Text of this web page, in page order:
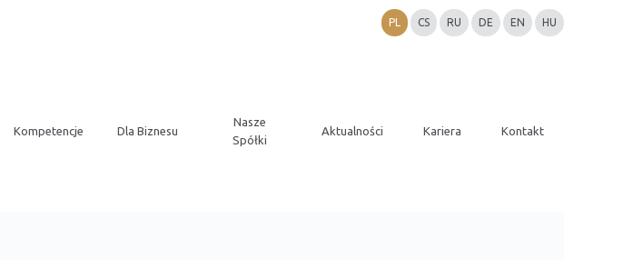
PL CS RU DE EN HU
Kompetencje Dla Biznesu
Nasze
Spółki
Aktualności Kariera Kontakt